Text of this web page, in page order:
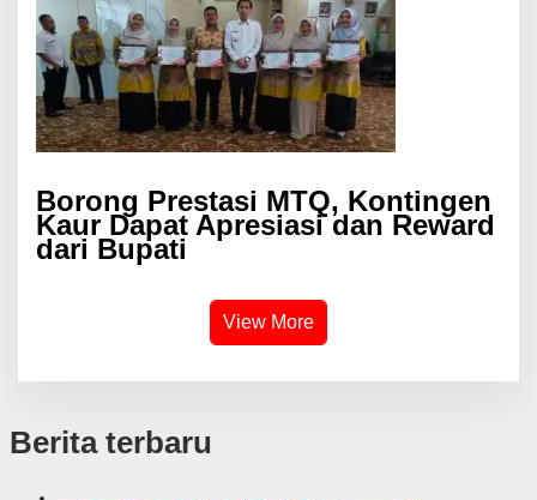
Borong Prestasi MTQ, Kontingen
Kaur Dapat Apresiasi dan Reward
dari Bupati
View More
Berita terbaru